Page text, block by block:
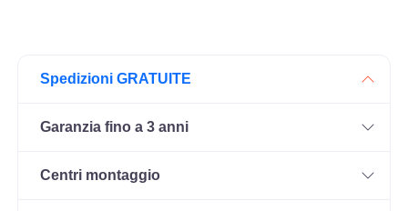
Spedizioni GRATUITE
Garanzia fino a 3 anni
Centri montaggio